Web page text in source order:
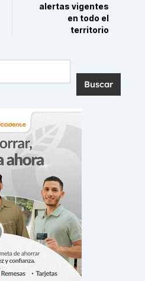
alertas vigentes
en todo el
territorio